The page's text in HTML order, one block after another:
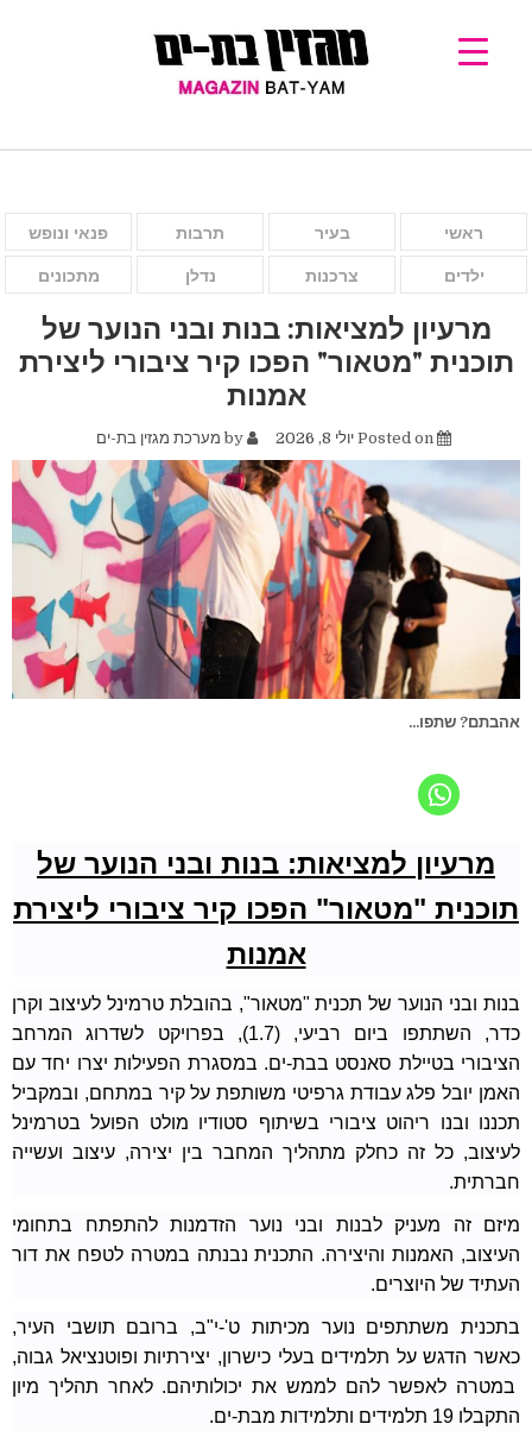
ראשי בעיר תרבות פנאי ונופש
ילדים צרכנות נדלן מתכונים
מרעיון למציאות: בנות ובני הנוער של
תוכנית "מטאור" הפכו קיר ציבורי ליצירת
אמנות
Posted on יולי 8, 2026 by מערכת מגזין בת-ים
אהבתם? שתפו...
מרעיון למציאות: בנות ובני הנוער של
תוכנית "מטאור" הפכו קיר ציבורי ליצירת
אמנות
בנות ובני הנוער של תכנית "מטאור", בהובלת טרמינל לעיצוב וקרן
כדר, השתתפו ביום רביעי, (1.7), בפרויקט לשדרוג המרחב
הציבורי בטיילת סאנסט בבת-ים. במסגרת הפעילות יצרו יחד עם
האמן יובל פלג עבודת גרפיטי משותפת על קיר במתחם, ובמקביל
תכננו ובנו ריהוט ציבורי בשיתוף סטודיו מולט הפועל בטרמינל
לעיצוב, כל זה כחלק מתהליך המחבר בין יצירה, עיצוב ועשייה
חברתית.
מיזם זה מעניק לבנות ובני נוער הזדמנות להתפתח בתחומי
העיצוב, האמנות והיצירה. התכנית נבנתה במטרה לטפח את דור
העתיד של היוצרים.
בתכנית משתתפים נוער מכיתות ט'-י"ב, ברובם תושבי העיר,
כאשר הדגש על תלמידים בעלי כישרון, יצירתיות ופוטנציאל גבוה,
במטרה לאפשר להם לממש את יכולותיהם. לאחר תהליך מיון
התקבלו 19 תלמידים ותלמידות מבת-ים.